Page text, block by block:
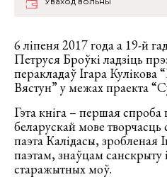
6 ліпеня 2017 года а 19-й
Петруся Броўкі ладзіць
перакладаў Ігара Кулікова
Вястун” у межах праекта
Гэта кніга – першая
беларускай мове
паэта Калідасы, зробленая
паэтам, знаўцам санскрыту
старажытных моў.